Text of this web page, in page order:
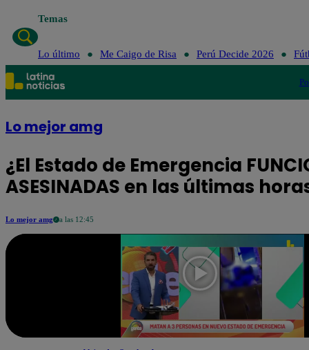
Temas
Lo último Me Caigo de Risa Perú Decide 2026
Lo mejor amg
¿El Estado de Emergencia
ASESINADAS en las últimas
Lo mejor amg a las 12:45